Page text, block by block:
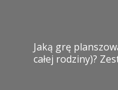
Jaką grę
całej rodziny)?